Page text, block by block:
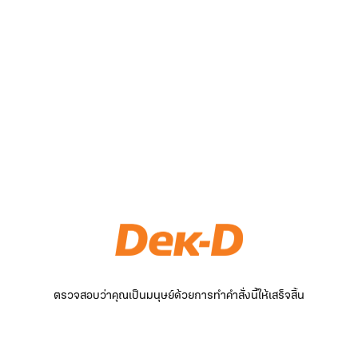
ตรวจสอบว่าคุณเป็นมนุษย์ด้วยการทำคำสั่งนี้ให้เสร็จสิ้น